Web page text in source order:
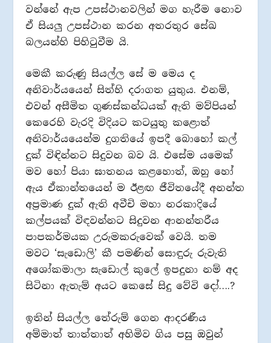
වන්නේ ඇප උපස්ථානවලින් මග හැරීම නොව
ඒ සියලු උපස්ථාන කරන අතරතුර සේඛ
බලයන්හි පිහිටුවීම යි.
මෙකී කරුණු සියල්ල සේ ම මෙය ද
අනිවාර්යයෙන් සිත්හි දරාගත යුතුය. එනම්,
එවන් අසීමිත ගුණස්කන්ධයක් ඇති මව්පියන්
කෙරෙහි වැරදි විදියට කටයුතු කළොත්
අනිවාර්යයෙන්ම දුගතියේ ඉපදී බොහෝ කල්
දුක් විඳින්නට සිදුවන බව යි. එසේම යමෙක්
මව හෝ පියා ඝාතනය කළහොත්, ඔහු හෝ
ඇය ඒකාන්තයෙන් ම ඊළඟ ජීවිතයේදී අනන්ත
අප්‍රමාණ දුක් ඇති අවීචි මහා නරකාදියේ
කල්පයක් විඳවන්නට සිදුවන ආනන්තරීය
පාපකර්මයක උරුමකරුවෙක් වෙයි. තම
මවට ‘සැඩොලි’ කී පමණින් සොඳුරු රුවැති
අශෝකමාලා සැඩොල් කුලේ ඉපදුනා නම් අද
සිටිනා ඇතැම් අයට කෙසේ සිදු වේවි දෝ….?
ඉතින් සියල්ල තේරුම් ගෙන ආදරණීය
අම්මාත් තාත්තාත් අහිමිව ගිය පසු ඔවුන්